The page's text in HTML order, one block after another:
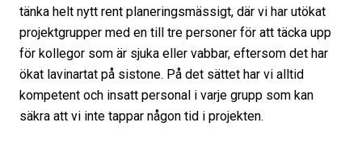
tänka helt nytt rent planeringsmässigt, där vi har utökat
projektgrupper med en till tre personer för att täcka upp
för kollegor som är sjuka eller vabbar, eftersom det har
ökat lavinartat på sistone. På det sättet har vi alltid
kompetent och insatt personal i varje grupp som kan
säkra att vi inte tappar någon tid i projekten.